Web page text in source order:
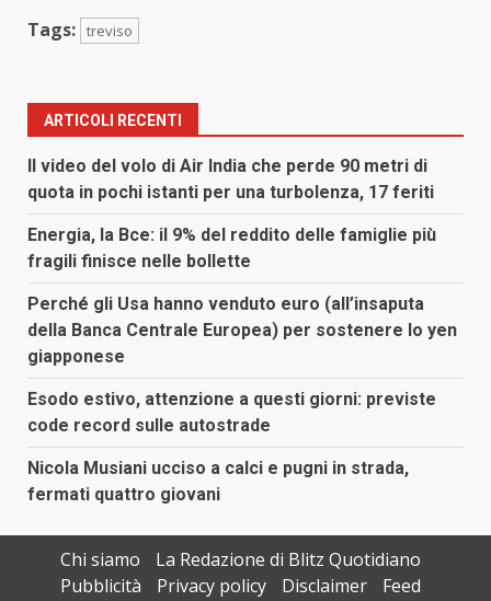
Tags: treviso
ARTICOLI RECENTI
Il video del volo di Air India che perde 90 metri di
quota in pochi istanti per una turbolenza, 17 feriti
Energia, la Bce: il 9% del reddito delle famiglie più
fragili finisce nelle bollette
Perché gli Usa hanno venduto euro (all’insaputa
della Banca Centrale Europea) per sostenere lo yen
giapponese
Esodo estivo, attenzione a questi giorni: previste
code record sulle autostrade
Nicola Musiani ucciso a calci e pugni in strada,
fermati quattro giovani
Chi siamo
La Redazione di Blitz Quotidiano
Pubblicità
Privacy policy Disclaimer Feed